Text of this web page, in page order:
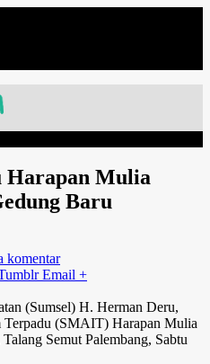
Harapan Mulia
Baru
komentar
Email +
(Sumsel) H. Herman Deru,
Terpadu (SMAIT) Harapan Mulia
Semut Palembang, Sabtu